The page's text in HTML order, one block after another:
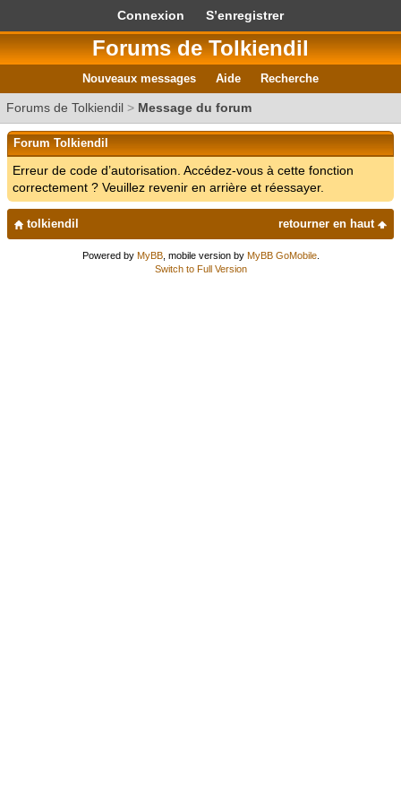
Connexion S’enregistrer
Forums de Tolkiendil
Nouveaux messages Aide Recherche
Forums de Tolkiendil > Message du forum
Forum Tolkiendil
Erreur de code d’autorisation. Accédez-vous à cette fonction
correctement ? Veuillez revenir en arrière et réessayer.
retourner en haut
tolkiendil
Powered by MyBB, mobile version by MyBB GoMobile.
Switch to Full Version